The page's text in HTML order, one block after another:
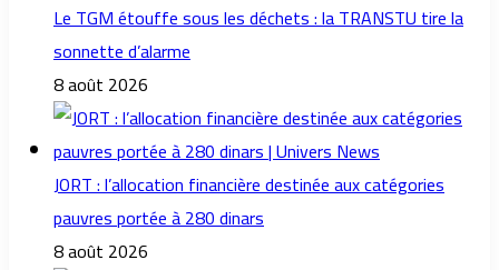
Le TGM étouffe sous les déchets : la TRANSTU tire la
sonnette d’alarme
8 août 2026
JORT : l’allocation financière destinée aux catégories
pauvres portée à 280 dinars
8 août 2026